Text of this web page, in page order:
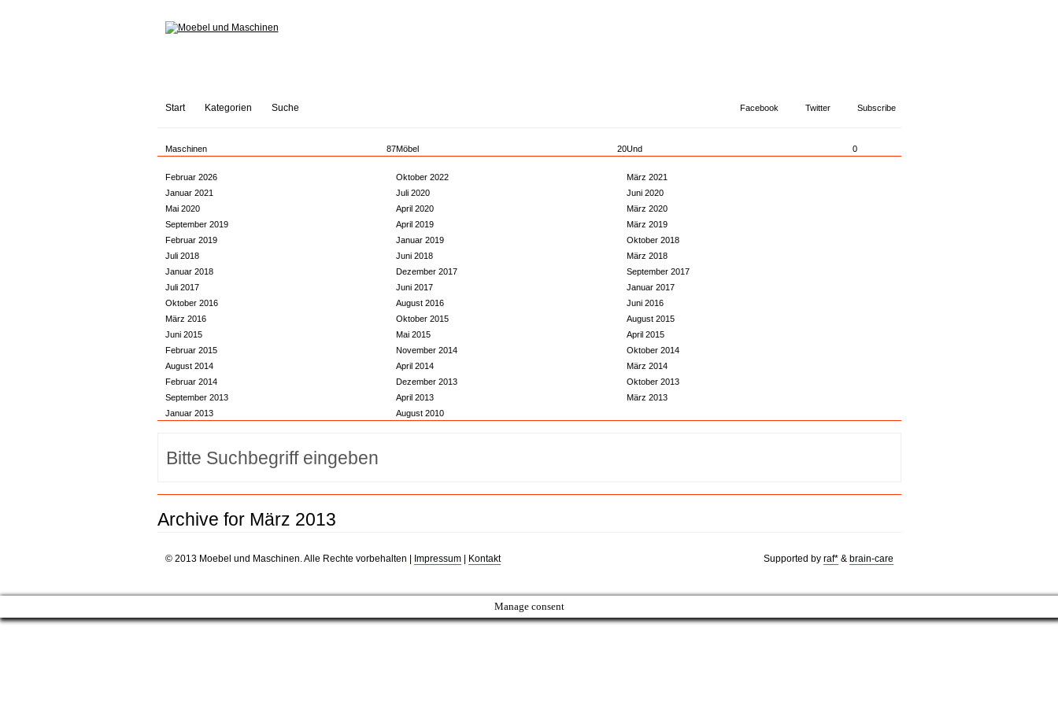
Subscribe
Twitter
Facebook
Start Kategorien Suche
Maschinen 87Möbel 20Und 0
Februar 2026 Oktober 2022
März 2021
Januar 2021
Juli 2020
Juni 2020
Mai 2020
April 2020
März 2020
September 2019
April 2019
März 2019
Februar 2019
Januar 2019
Oktober 2018
Juli 2018
Juni 2018
März 2018
Januar 2018
Dezember 2017
September 2017
Juli 2017
Juni 2017
Januar 2017
Oktober 2016
August 2016
Juni 2016
März 2016
Oktober 2015
August 2015
Juni 2015
Mai 2015
April 2015
Februar 2015
November 2014
Oktober 2014
August 2014
April 2014
März 2014
Februar 2014
Dezember 2013
Oktober 2013
September 2013
April 2013
März 2013
Januar 2013
August 2010
Archive for März 2013
© 2013 Moebel und Maschinen. Alle Rechte vorbehalten | Impressum| Kontakt Supported by raf*& brain-care
Manage consent